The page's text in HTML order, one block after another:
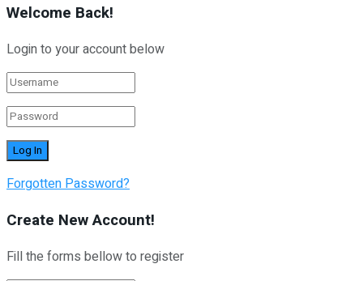
Welcome Back!
Login to your account below
Forgotten Password?
Create New Account!
Fill the forms bellow to register